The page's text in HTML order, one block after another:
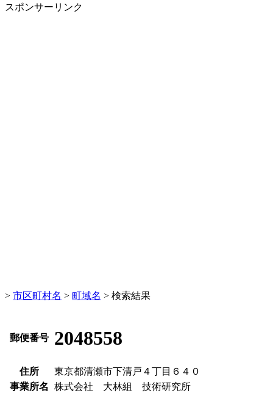
スポンサーリンク
> 市区町村名 > 町域名 > 検索結果
郵便番号 2048558
住所
東京都清瀬市下清戸４丁目６４０
事業所名
株式会社 大林組 技術研究所